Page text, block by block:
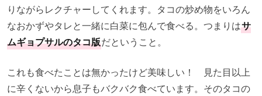
りながらレクチャーしてくれます。タコの炒め物をいろん
なおかずやタレと一緒に白菜に包んで食べる。つまりはサ
ムギョプサルのタコ版だということ。
これも食べたことは無かったけど美味しい！ 見た目以上
に辛くないから息子もバクバク食べています。そのタコの